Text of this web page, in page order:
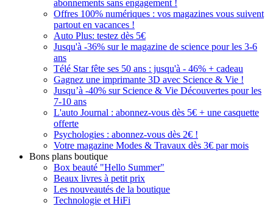
abonnements sans engagement !
Offres 100% numériques : vos magazines vous suivent
partout en vacances !
Auto Plus: testez dès 5€
Jusqu'à -36% sur le magazine de science pour les 3-6
ans
Télé Star fête ses 50 ans : jusqu'à - 46% + cadeau
Gagnez une imprimante 3D avec Science & Vie !
Jusqu’à -40% sur Science & Vie Découvertes pour les
7-10 ans
L'auto Journal : abonnez-vous dès 5€ + une casquette
offerte
Psychologies : abonnez-vous dès 2€ !
Votre magazine Modes & Travaux dès 3€ par mois
Bons plans boutique
Box beauté "Hello Summer"
Beaux livres à petit prix
Les nouveautés de la boutique
Technologie et HiFi